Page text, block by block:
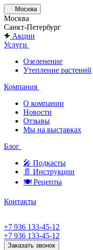
Москва
Москва
Санкт-Петербург
Акции
Услуги
Озеленение
Утепление растений
Компания
О компании
Новости
Отзывы
Мы на выставках
Блог
🎤︎︎ Подкасты
📄 Инструкции
🍽 Рецепты
Контакты
+7 936 133-45-12
+7 936 133-45-12
Заказать звонок